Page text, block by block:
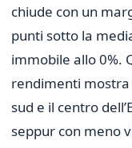
chiude con un
punti sotto la
immobile allo 0%.
rendimenti
sud e il centro
seppur con meno